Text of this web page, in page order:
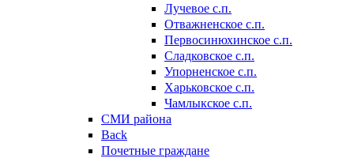
Лучевое с.п.
Отважненское с.п.
Первосинюхинское с.п.
Сладковское с.п.
Упорненское с.п.
Харьковское с.п.
Чамлыкское с.п.
СМИ района
Back
Почетные граждане